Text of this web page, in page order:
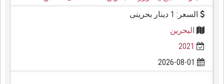
السعر: 1 دينار بحرينى
البحرين
2021